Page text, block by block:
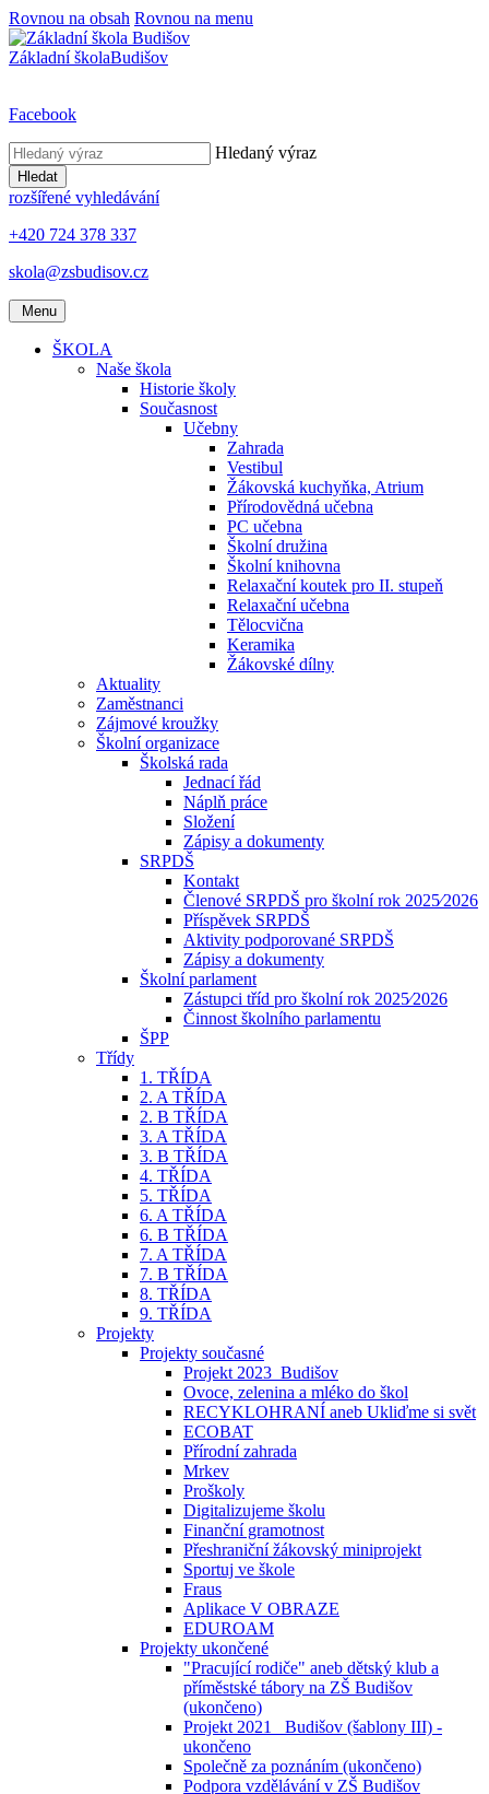
Rovnou na obsah Rovnou na menu
Základní školaBudišov
Facebook
Hledaný výraz
Hledat
rozšířené vyhledávání
+420 724 378 337
skola@zsbudisov.cz
Menu
ŠKOLA
Naše škola
Historie školy
Současnost
Učebny
Zahrada
Vestibul
Žákovská kuchyňka, Atrium
Přírodovědná učebna
PC učebna
Školní družina
Školní knihovna
Relaxační koutek pro II. stupeň
Relaxační učebna
Tělocvična
Keramika
Žákovské dílny
Aktuality
Zaměstnanci
Zájmové kroužky
Školní organizace
Školská rada
Jednací řád
Náplň práce
Složení
Zápisy a dokumenty
SRPDŠ
Kontakt
Členové SRPDŠ pro školní rok 2025⁄2026
Příspěvek SRPDŠ
Aktivity podporované SRPDŠ
Zápisy a dokumenty
Školní parlament
Zástupci tříd pro školní rok 2025⁄2026
Činnost školního parlamentu
ŠPP
Třídy
1. TŘÍDA
2. A TŘÍDA
2. B TŘÍDA
3. A TŘÍDA
3. B TŘÍDA
4. TŘÍDA
5. TŘÍDA
6. A TŘÍDA
6. B TŘÍDA
7. A TŘÍDA
7. B TŘÍDA
8. TŘÍDA
9. TŘÍDA
Projekty
Projekty současné
Projekt 2023_Budišov
Ovoce, zelenina a mléko do škol
RECYKLOHRANÍ aneb Ukliďme si svět
ECOBAT
Přírodní zahrada
Mrkev
Proškoly
Digitalizujeme školu
Finanční gramotnost
Přeshraniční žákovský miniprojekt
Sportuj ve škole
Fraus
Aplikace V OBRAZE
EDUROAM
Projekty ukončené
"Pracující rodiče" aneb dětský klub a
příměstské tábory na ZŠ Budišov
(ukončeno)
Projekt 2021_ Budišov (šablony III) -
ukončeno
Společně za poznáním (ukončeno)
Podpora vzdělávání v ZŠ Budišov